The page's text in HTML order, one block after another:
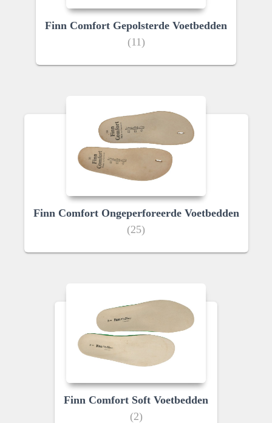
Finn Comfort Gepolsterde Voetbedden
(11)
Finn Comfort Ongeperforeerde Voetbedden
(25)
Finn Comfort Soft Voetbedden
(2)